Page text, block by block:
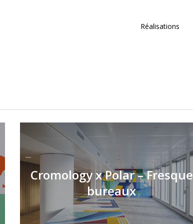
Réalisations
Cromology x Polar – Fresque
bureaux